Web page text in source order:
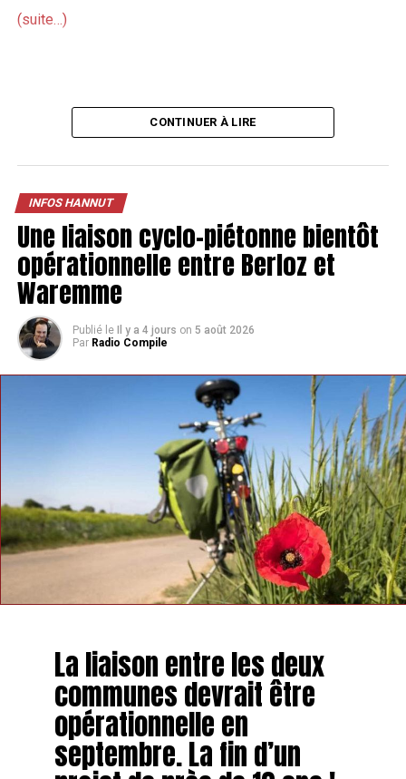
(suite…)
CONTINUER À LIRE
INFOS HANNUT
Une liaison cyclo-piétonne bientôt
opérationnelle entre Berloz et
Waremme
Publié le Il y a 4 jours on 5 août 2026
Par Radio Compile
La liaison entre les deux
communes devrait être
opérationnelle en
septembre. La fin d’un